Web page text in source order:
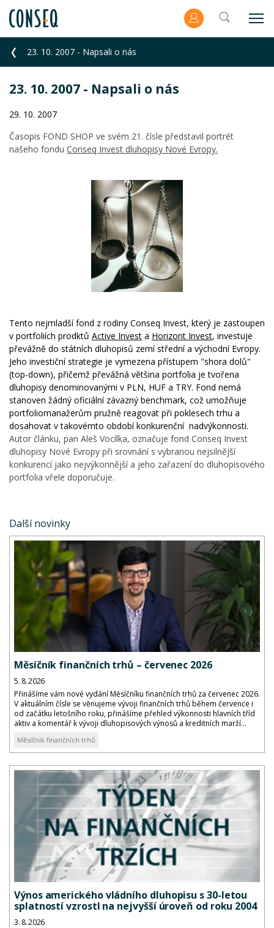
23. 10. 2007 - Napsali o nás
23. 10. 2007 - Napsali o nás
29. 10. 2007
Časopis FOND SHOP ve svém 21. čísle představil portrét
našeho fondu Conseq Invest dluhopisy Nové Evropy.
Tento nejmladší fond z rodiny Conseq Invest, který je zastoupen
v portfoliích prodktů Active Invest a Horizont Invest, investuje
převážně do státních dluhopisů zemí střední a východní Evropy.
Jeho investiční strategie je vymezena přístupem "shora dolů"
(top-down), přičemž převážná většina portfolia je tvořena
dluhopisy denominovanými v PLN, HUF a TRY. Fond nemá
stanoven žádný oficiální závazný benchmark, což umožňuje
portfoliomanažerům pružně reagovat při poklesech trhu a
dosahovat v takovémto období konkurenční nadvýkonnosti.
Autor článku, pan Aleš Vocílka, označuje fond Conseq Invest
dluhopisy Nové Evropy při srovnání s vybranou nejsilnější
konkurencí jako nejvýkonnější a jeho zařazení do dluhopisového
portfolia vřele doporučuje.
Další novinky
Měsíčník finančních trhů – červenec 2026
5. 8. 2026
Přinášíme vám nové vydání Měsíčníku finančních trhů za červenec 2026.
V aktuálním čísle se věnujeme vývoji finančních trhů během července i
od začátku letošního roku, přinášíme přehled výkonnosti hlavních tříd
aktiv a komentář k vývoji dluhopisových výnosů a kreditních marží...
Měsíčník finančních trhů
Výnos amerického vládního dluhopisu s 30-letou
splatností vzrostl na nejvyšší úroveň od roku 2004
3. 8. 2026